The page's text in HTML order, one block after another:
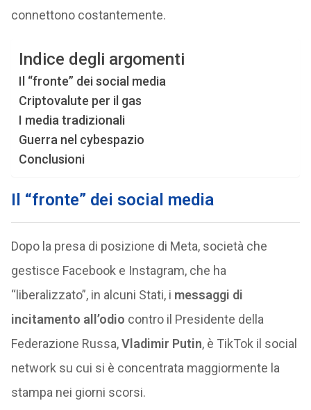
connettono costantemente.
Indice degli argomenti
Il “fronte” dei social media
Criptovalute per il gas
I media tradizionali
Guerra nel cybespazio
Conclusioni
Il “fronte” dei social media
Dopo la presa di posizione di Meta, società che
gestisce Facebook e Instagram, che ha
“liberalizzato”, in alcuni Stati, i messaggi di
incitamento all’odio contro il Presidente della
Federazione Russa,Vladimir Putin, è TikTok il social
network su cui si è concentrata maggiormente la
stampa nei giorni scorsi.